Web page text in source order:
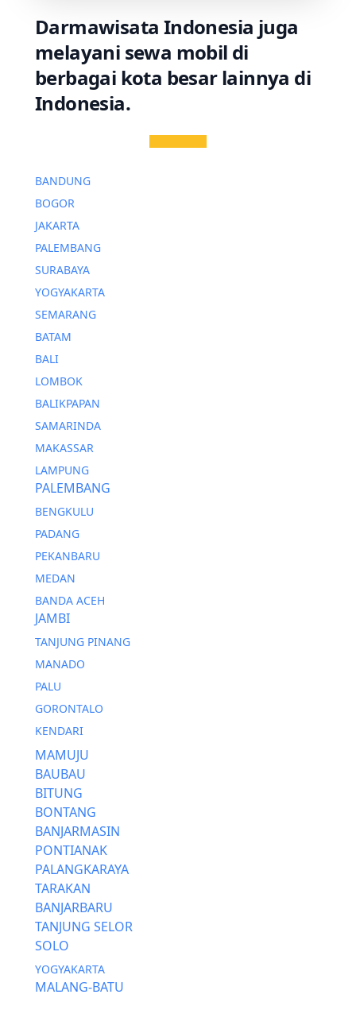
Darmawisata Indonesia juga
melayani sewa mobil di
berbagai kota besar lainnya di
Indonesia.
BANDUNG
BOGOR
JAKARTA
PALEMBANG
SURABAYA
YOGYAKARTA
SEMARANG
BATAM
BALI
LOMBOK
BALIKPAPAN
SAMARINDA
MAKASSAR
LAMPUNG
PALEMBANG
BENGKULU
PADANG
PEKANBARU
MEDAN
BANDA ACEH
JAMBI
TANJUNG PINANG
MANADO
PALU
GORONTALO
KENDARI
MAMUJU
BAUBAU
BITUNG
BONTANG
BANJARMASIN
PONTIANAK
PALANGKARAYA
TARAKAN
BANJARBARU
TANJUNG SELOR
SOLO
YOGYAKARTA
MALANG-BATU